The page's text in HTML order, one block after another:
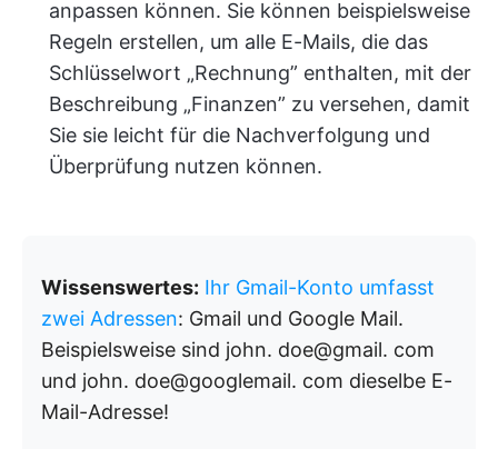
anpassen können. Sie können beispielsweise
Regeln erstellen, um alle E-Mails, die das
Schlüsselwort „Rechnung” enthalten, mit der
Beschreibung „Finanzen” zu versehen, damit
Sie sie leicht für die Nachverfolgung und
Überprüfung nutzen können.
Wissenswertes: Ihr Gmail-Konto umfasst
zwei Adressen: Gmail und Google Mail.
Beispielsweise sind john. doe@gmail. com
und john. doe@googlemail. com dieselbe E-
Mail-Adresse!